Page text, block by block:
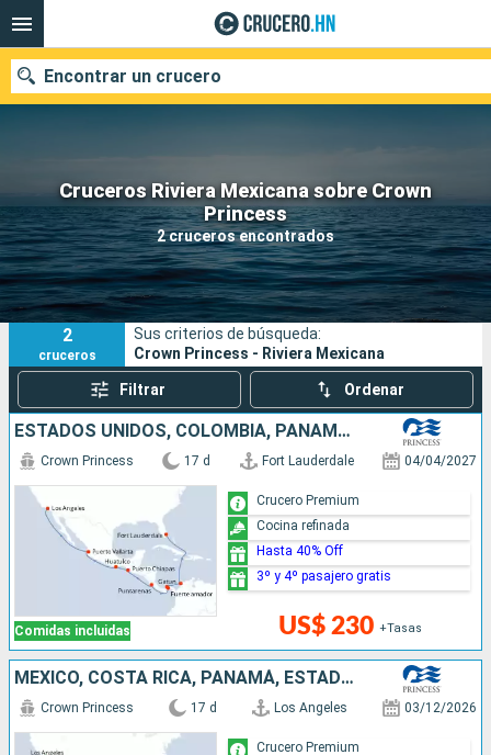
Cruceros Riviera Mexicana sobre Crown
Princess
2 cruceros encontrados
Encontrar un crucero
Nuestros destinos
Fecha de salida
Puertos Compañías
Buscar
2
cruceros
Sus criterios de búsqueda:
Crown Princess - Riviera Mexicana
Filtrar Ordenar
ESTADOS UNIDOS, COLOMBIA, PANAMÁ, COSTA RICA, MÉXICO
Comidas incluidas
Crown Princess 17 d Fort Lauderdale 04/04/2027
US$ 230 +Tasas
Crucero Premium
Cocina refinada
Hasta 40% Off
3º y 4º pasajero gratis
MÉXICO, COSTA RICA, PANAMÁ, ESTADOS UNIDOS
Crown Princess 17 d Los Angeles 03/12/2026
Crucero Premium